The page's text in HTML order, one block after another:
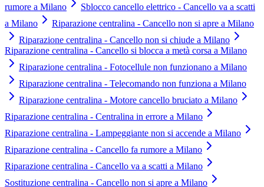
rumore a Milano
Sblocco cancello elettrico - Cancello va a scatti
a Milano
Riparazione centralina - Cancello non si apre a Milano
Riparazione centralina - Cancello non si chiude a Milano
Riparazione centralina - Cancello si blocca a metà corsa a Milano
Riparazione centralina - Fotocellule non funzionano a Milano
Riparazione centralina - Telecomando non funziona a Milano
Riparazione centralina - Motore cancello bruciato a Milano
Riparazione centralina - Centralina in errore a Milano
Riparazione centralina - Lampeggiante non si accende a Milano
Riparazione centralina - Cancello fa rumore a Milano
Riparazione centralina - Cancello va a scatti a Milano
Sostituzione centralina - Cancello non si apre a Milano